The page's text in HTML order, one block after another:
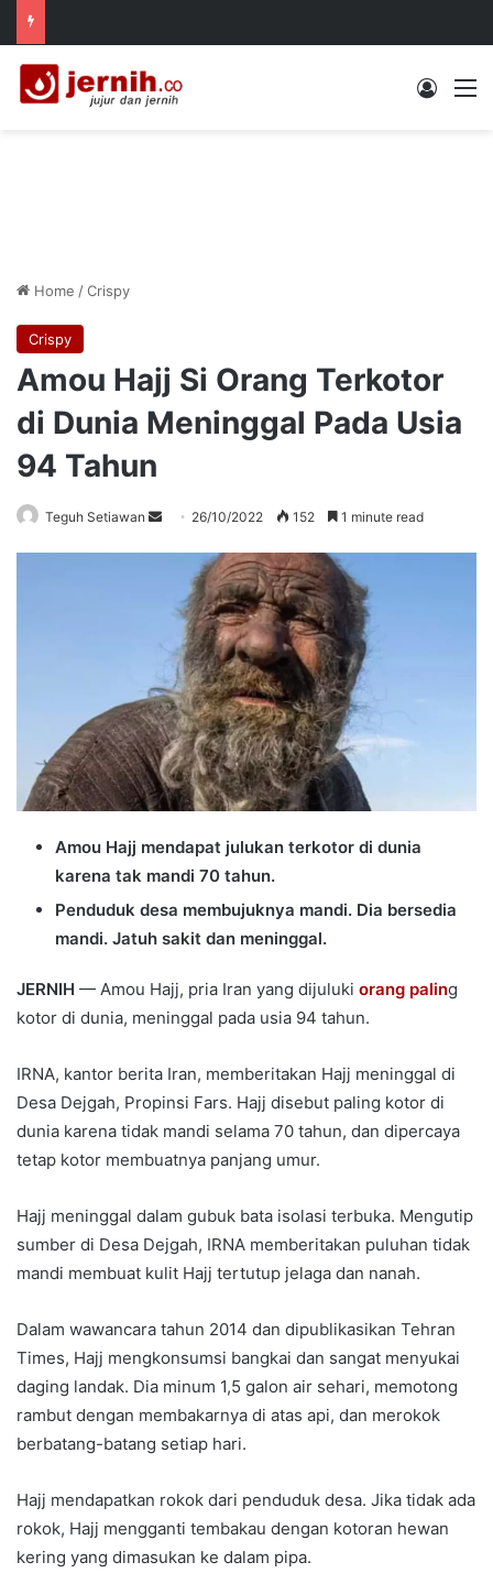
Log In
Home /Crispy
Crispy
Amou Hajj Si Orang Terkotor
di Dunia Meninggal Pada Usia
94 Tahun
Teguh Setiawan
Send 26/10/2022 152 1 minute read
Amou Hajj mendapat julukan terkotor di dunia
karena tak mandi 70 tahun.
Penduduk desa membujuknya mandi. Dia bersedia
mandi. Jatuh sakit dan meninggal.
JERNIH — Amou Hajj, pria Iran yang dijuluki orang paling
kotor di dunia, meninggal pada usia 94 tahun.
IRNA, kantor berita Iran, memberitakan Hajj meninggal di
Desa Dejgah, Propinsi Fars. Hajj disebut paling kotor di
dunia karena tidak mandi selama 70 tahun, dan dipercaya
tetap kotor membuatnya panjang umur.
Hajj meninggal dalam gubuk bata isolasi terbuka. Mengutip
sumber di Desa Dejgah, IRNA memberitakan puluhan tidak
mandi membuat kulit Hajj tertutup jelaga dan nanah.
Dalam wawancara tahun 2014 dan dipublikasikan Tehran
Times, Hajj mengkonsumsi bangkai dan sangat menyukai
daging landak. Dia minum 1,5 galon air sehari, memotong
rambut dengan membakarnya di atas api, dan merokok
berbatang-batang setiap hari.
Hajj mendapatkan rokok dari penduduk desa. Jika tidak ada
rokok, Hajj mengganti tembakau dengan kotoran hewan
kering yang dimasukan ke dalam pipa.